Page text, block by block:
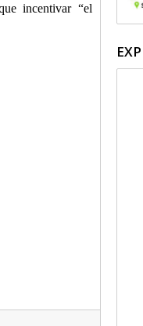
incentivar “el